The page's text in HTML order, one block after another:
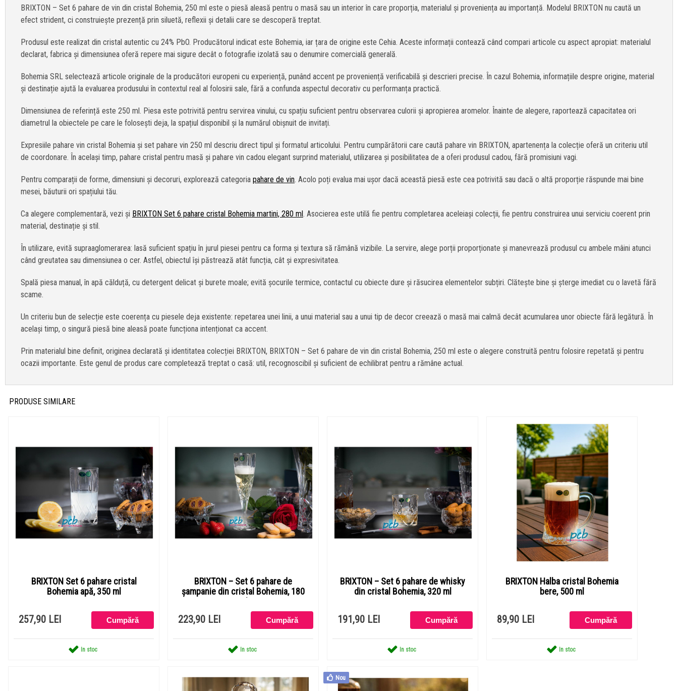
BRIXTON – Set 6 pahare de vin din cristal Bohemia, 250 ml este o piesă aleasă pentru o masă sau un interior în care proporția, materialul și proveniența au importanță. Modelul BRIXTON nu caută un
efect strident, ci construiește prezență prin siluetă, reflexii și detalii care se descoperă treptat.
Produsul este realizat din cristal autentic cu 24% PbO. Producătorul indicat este Bohemia, iar țara de origine este Cehia. Aceste informații contează când compari articole cu aspect apropiat: materialul
declarat, fabrica și dimensiunea oferă repere mai sigure decât o fotografie izolată sau o denumire comercială generală.
Bohemia SRL selectează articole originale de la producători europeni cu experiență, punând accent pe proveniență verificabilă și descrieri precise. În cazul Bohemia, informațiile despre origine, material
și destinație ajută la evaluarea produsului în contextul real al folosirii sale, fără a confunda aspectul decorativ cu performanța practică.
Dimensiunea de referință este 250 ml. Piesa este potrivită pentru servirea vinului, cu spațiu suficient pentru observarea culorii și apropierea aromelor. Înainte de alegere, raportează capacitatea ori
diametrul la obiectele pe care le folosești deja, la spațiul disponibil și la numărul obișnuit de invitați.
Expresiile pahare vin cristal Bohemia și set pahare vin 250 ml descriu direct tipul și formatul articolului. Pentru cumpărătorii care caută pahare vin BRIXTON, apartenența la colecție oferă un criteriu util
de coordonare. În același timp, pahare cristal pentru masă și pahare vin cadou elegant surprind materialul, utilizarea și posibilitatea de a oferi produsul cadou, fără promisiuni vagi.
Pentru comparații de forme, dimensiuni și decoruri, explorează categoria pahare de vin. Acolo poți evalua mai ușor dacă această piesă este cea potrivită sau dacă o altă proporție răspunde mai bine
mesei, băuturii ori spațiului tău.
Ca alegere complementară, vezi și BRIXTON Set 6 pahare cristal Bohemia martini, 280 ml. Asocierea este utilă fie pentru completarea aceleiași colecții, fie pentru construirea unui serviciu coerent prin
material, destinație și stil.
În utilizare, evită supraaglomerarea: lasă suficient spațiu în jurul piesei pentru ca forma și textura să rămână vizibile. La servire, alege porții proporționate și manevrează produsul cu ambele mâini atunci
când greutatea sau dimensiunea o cer. Astfel, obiectul își păstrează atât funcția, cât și expresivitatea.
Spală piesa manual, în apă călduță, cu detergent delicat și burete moale; evită șocurile termice, contactul cu obiecte dure și răsucirea elementelor subțiri. Clătește bine și șterge imediat cu o lavetă fără
scame.
Un criteriu bun de selecție este coerența cu piesele deja existente: repetarea unei linii, a unui material sau a unui tip de decor creează o masă mai calmă decât acumularea unor obiecte fără legătură. În
același timp, o singură piesă bine aleasă poate funcționa intenționat ca accent.
Prin materialul bine definit, originea declarată și identitatea colecției BRIXTON, BRIXTON – Set 6 pahare de vin din cristal Bohemia, 250 ml este o alegere construită pentru folosire repetată și pentru
ocazii importante. Este genul de produs care completează treptat o casă: util, recognoscibil și suficient de echilibrat pentru a rămâne actual.
PRODUSE SIMILARE
BRIXTON Set 6 pahare cristal
Bohemia apă, 350 ml
257,90 LEI
In stoc
BRIXTON – Set 6 pahare de
șampanie din cristal Bohemia, 180
223,90 LEI
In stoc
BRIXTON – Set 6 pahare de whisky
din cristal Bohemia, 320 ml
191,90 LEI
In stoc
BRIXTON Halba cristal Bohemia
bere, 500 ml
89,90 LEI
In stoc
Nou